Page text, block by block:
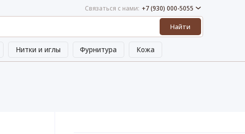
Связаться с нами: +7 (930) 000-5055
Найти
Нитки и иглы Фурнитура Кожа